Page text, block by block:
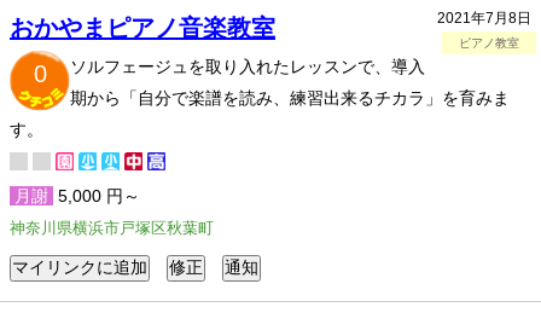
2021年7月8日
ピアノ教室
おかやまピアノ音楽教室
0
ソルフェージュを取り入れたレッスンで、導入
期から「自分で楽譜を読み、練習出来るチカラ」を育みま
す。
月謝 5,000 円～
神奈川県横浜市戸塚区秋葉町